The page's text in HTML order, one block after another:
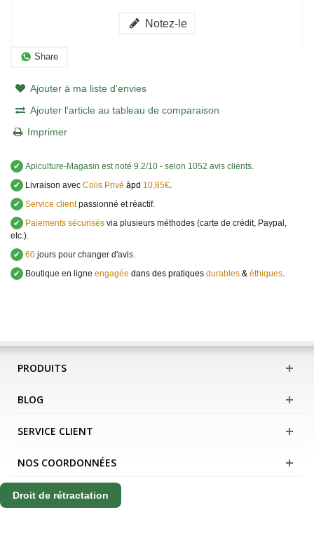
Notez-le
Share
Ajouter à ma liste d'envies
Ajouter l'article au tableau de comparaison
Imprimer
✔ Apiculture-Magasin est noté 9.2/10 - selon 1052 avis clients
✔
Livraison avec Colis Privé àpd 10,85€
✔ Service clientpassionné et réactif.
✔
Paiements sécurisés via plusieurs méthodes (carte de crédit, Paypal,
etc.).
✔ 60 jours pour changer d'avis.
✔
Boutique en ligne engagée dans des pratiques durables & éthiques
PRODUITS
BLOG
SERVICE CLIENT
NOS COORDONNÉES
Droit de rétractation